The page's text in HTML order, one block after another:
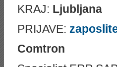
KRAJ: Ljubljana
PRIJAVE:
Comtron